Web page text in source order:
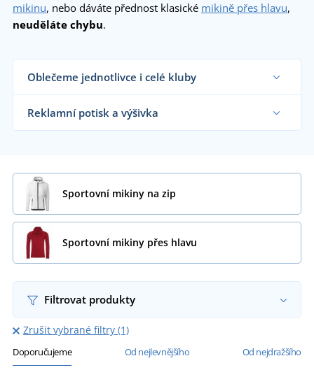
mikinu, nebo dáváte přednost klasické mikině přes hlavu,
neuděláte chybu.
Oblečeme jednotlivce i celé kluby
Dodáváme sportovní mikiny sportovním týmům,
klubům a organizacím i koncovým zákazníkům již
od 1 kusu.
Chci vědět více
Reklamní potisk a výšivka
Sportovní mikiny na zip
Sportovní mikiny přes hlavu
Filtrovat produkty
Zrušit vybrané filtry (1)
Doporučujeme Od nejlevnějšího Od nejdražšího